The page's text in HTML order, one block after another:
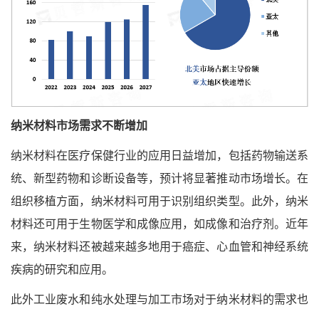
纳米材料市场需求不断增加
纳米材料在医疗保健行业的应用日益增加，包括药物输送系
统、新型药物和诊断设备等，预计将显著推动市场增长。在
组织移植方面，纳米材料可用于识别组织类型。此外，纳米
材料还可用于生物医学和成像应用，如成像和治疗剂。近年
来，纳米材料还被越来越多地用于癌症、心血管和神经系统
疾病的研究和应用。
此外工业废水和纯水处理与加工市场对于纳米材料的需求也